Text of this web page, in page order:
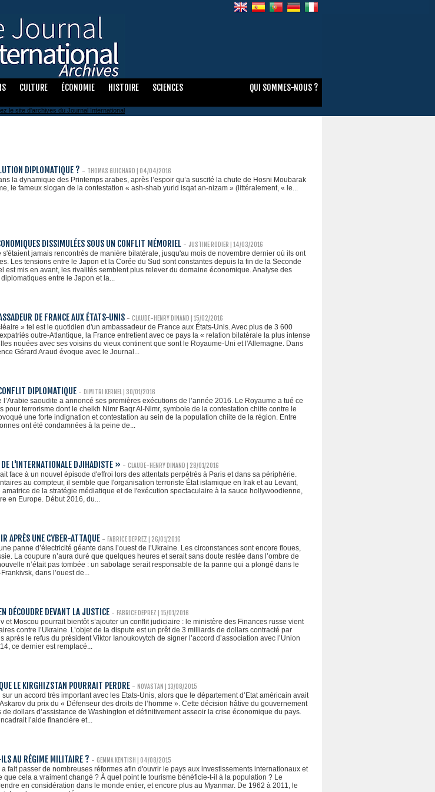
CULTURE ÉCONOMIE HISTOIRE
SCIENCES
QUI SOMMES-NOUS ?
DIPLOMATIQUE ? - THOMAS GUICHARD | 04/04/2016
la dynamique des Printemps arabes, après l’espoir qu’a suscité la chute de Hosni Moubarak
le fameux slogan de la contestation « ash-shab yurid isqat an-nizam » (littéralement, « le...
DISSIMULÉES SOUS UN CONFLIT MÉMORIEL - JUSTINE RODIER | 14/03/2016
jamais rencontrés de manière bilatérale, jusqu'au mois de novembre dernier où ils ont
Les tensions entre le Japon et la Corée du Sud sont constantes depuis la fin de la Seconde
est mis en avant, les rivalités semblent plus relever du domaine économique. Analyse des
entre le Japon et la...
DE FRANCE AUX ÉTATS-UNIS - CLAUDE-HENRY DINAND | 15/02/2016
» tel est le quotidien d'un ambassadeur de France aux États-Unis. Avec plus de 3 600
outre-Atlantique, la France entretient avec ce pays la « relation bilatérale la plus intense
nouées avec ses voisins du vieux continent que sont le Royaume-Uni et l'Allemagne. Dans
Gérard Araud évoque avec le Journal...
DIPLOMATIQUE - DIMITRI KERNEL | 30/01/2016
saoudite a annoncé ses premières exécutions de l’année 2016. Le Royaume a tué ce
terrorisme dont le cheikh Nimr Baqr Al-Nimr, symbole de la contestation chiite contre le
une forte indignation et contestation au sein de la population chiite de la région. Entre
ont été condamnées à la peine de...
L'INTERNATIONALE DJIHADISTE » - CLAUDE-HENRY DINAND | 28/01/2016
face à un nouvel épisode d'effroi lors des attentats perpétrés à Paris et dans sa périphérie.
au compteur, il semble que l'organisation terroriste État islamique en Irak et au Levant,
de la stratégie médiatique et de l'exécution spectaculaire à la sauce hollywoodienne,
en Europe. Début 2016, du...
APRÈS UNE CYBER-ATTAQUE - FABRICE DEPREZ | 26/01/2016
panne d’électricité géante dans l’ouest de l’Ukraine. Les circonstances sont encore floues,
La coupure n’aura duré que quelques heures et serait sans doute restée dans l’ombre de
n’était pas tombée : un sabotage serait responsable de la panne qui a plongé dans le
dans l’ouest de...
DÉCOUDRE DEVANT LA JUSTICE - FABRICE DEPREZ | 15/01/2016
et Moscou pourrait bientôt s’ajouter un conflit judiciaire : le ministère des Finances russe vient
contre l’Ukraine. L’objet de la dispute est un prêt de 3 milliards de dollars contracté par
après le refus du président Viktor Ianoukovytch de signer l’accord d’association avec l’Union
ce dernier est remplacé...
LE KIRGHIZSTAN POURRAIT PERDRE - NOVASTAN | 13/08/2015
un accord très important avec les Etats-Unis, alors que le département d’Etat américain avait
du prix du « Défenseur des droits de l’homme ». Cette décision hâtive du gouvernement
dollars d’assistance de Washington et définitivement asseoir la crise économique du pays.
l’aide financière et...
AU RÉGIME MILITAIRE ? - GEMMA KENTISH | 04/08/2015
fait passer de nombreuses réformes afin d'ouvrir le pays aux investissements internationaux et
que cela a vraiment changé ? À quel point le tourisme bénéficie-t-il à la population ? Le
en considération dans le monde entier, et encore plus au Myanmar. De 1962 à 2011, le